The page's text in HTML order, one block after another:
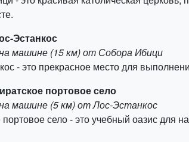
Эстанкос
машине (15 км) от Собора Ибици
- это прекрасное место для
портовое село
машине (5 км) от Лос-Эстанкос
портовое село - это учебный оазис для